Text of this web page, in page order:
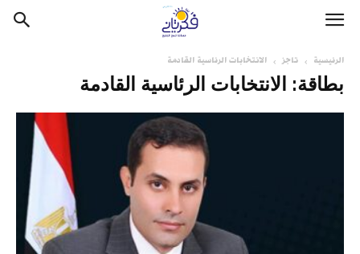
الرئيسية تاجز الانتخابات الرئاسية القادمة
بطاقة: الانتخابات الرئاسية القادمة